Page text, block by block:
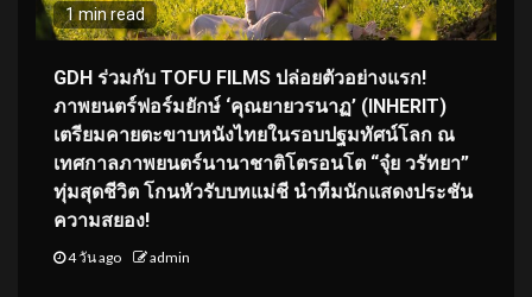
1 min read
GDH ร่วมกับ TOFU FILMS ปล่อยตัวอย่างแรก!
ภาพยนตร์ฟอร์มยักษ์ ‘คุณยายวรนาฏ’ (INHERIT)
เตรียมคายตะขาบหนังไทยในรอบปฐมทัศน์โลก ณ
เทศกาลภาพยนตร์นานาชาติโตรอนโต “จุ๋ย วรัทยา”
ทุ่มสุดชีวิต โกนหัวรับบทแม่ชี นำทีมนักแสดงประชัน
ความสยอง!
4 วัน ago admin